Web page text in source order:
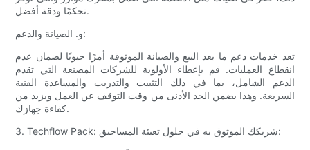
تحكمًا ودقة أفضل.
و. الصيانة والدعم:
تعد خدمات دعم ما بعد البيع والصيانة الموثوقة أمرًا حيويًا لضمان عدم
انقطاع العمليات. قم بإعطاء الأولوية للشركات المصنعة التي تقدم
الدعم الشامل، بما في ذلك التثبيت والتدريب والمساعدة الفنية
السريعة. وهذا يضمن الحد الأدنى من وقت التوقف عن العمل ويزيد من
كفاءة جهازك.
3. Techflow Pack: شريكك الموثوق به في حلول تعبئة المساحيق: